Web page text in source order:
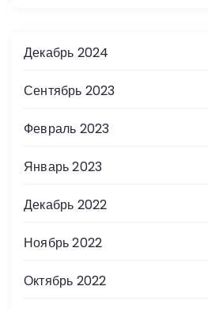
Декабрь 2024
Сентябрь 2023
Февраль 2023
Январь 2023
Декабрь 2022
Ноябрь 2022
Октябрь 2022